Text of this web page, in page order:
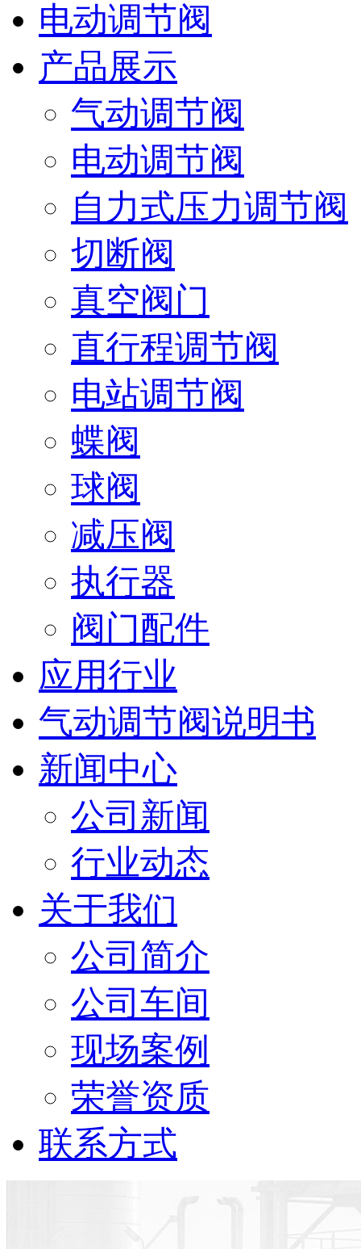
电动调节阀
产品展示
气动调节阀
电动调节阀
自力式压力调节阀
切断阀
真空阀门
直行程调节阀
电站调节阀
蝶阀
球阀
减压阀
执行器
阀门配件
应用行业
气动调节阀说明书
新闻中心
公司新闻
行业动态
关于我们
公司简介
公司车间
现场案例
荣誉资质
联系方式